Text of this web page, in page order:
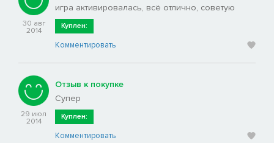
30 авг
2014
игра активировалась, всё отлично, советую
Куплен:
Комментировать
29 июл
2014
Отзыв к покупке
Супер
Куплен:
Комментировать